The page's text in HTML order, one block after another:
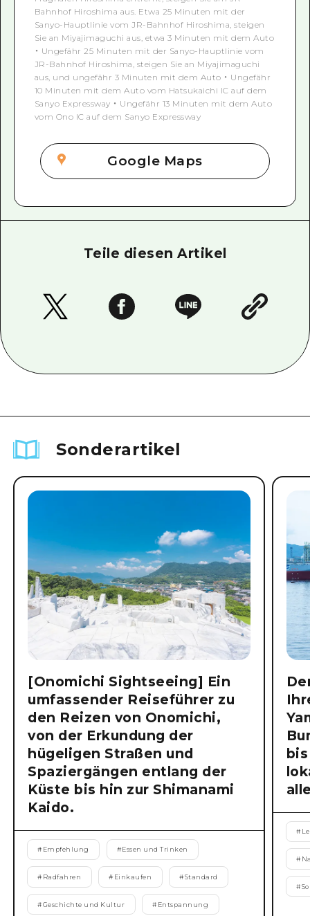
Bahnhof Hiroshima aus. Etwa 25 Minuten mit der
Sanyo-Hauptlinie vom JR-Bahnhof Hiroshima, steigen
Sie an Miyajimaguchi aus, etwa 3 Minuten mit dem Auto
・ Ungefähr 25 Minuten mit der Sanyo-Hauptlinie vom
JR-Bahnhof Hiroshima, steigen Sie an Miyajimaguchi
aus, und ungefähr 3 Minuten mit dem Auto ・ Ungefähr
10 Minuten mit dem Auto vom Hatsukaichi IC auf dem
Sanyo Expressway ・ Ungefähr 13 Minuten mit dem Auto
vom Ono IC auf dem Sanyo Expressway
Google Maps
Teile diesen Artikel
Sonderartikel
[Onomichi Sightseeing] Ein
umfassender Reiseführer zu
den Reizen von Onomichi,
von der Erkundung der
hügeligen Straßen und
Spaziergängen entlang der
Küste bis hin zur Shimanami
Kaido.
# Empfehlung #Essen und Trinken
# Radfahren # Einkaufen #Standard
#Geschichte und Kultur # Entspannung
#
#
#